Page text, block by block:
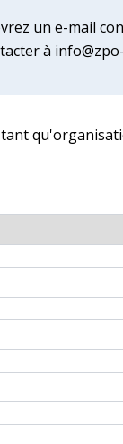
un e-mail
à info@zpo-